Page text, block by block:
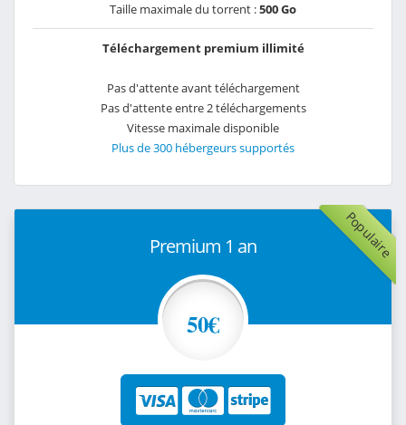
Taille maximale du torrent :500 Go
Téléchargement premium illimité
Pas d'attente avant téléchargement
Pas d'attente entre 2 téléchargements
Vitesse maximale disponible
Plus de 300 hébergeurs supportés
Populaire
Premium 1 an
50€